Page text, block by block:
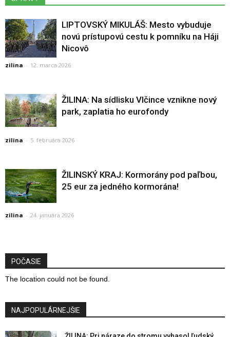
LIPTOVSKÝ MIKULÁŠ: Mesto vybuduje
novú prístupovú cestu k pomníku na Háji
Nicovô
zilina - 12. marca 2026
ŽILINA: Na sídlisku Vlčince vznikne nový
park, zaplatia ho eurofondy
zilina - 5. februára 2026
ŽILINSKÝ KRAJ: Kormorány pod paľbou,
25 eur za jedného kormorána!
zilina - 24. januára 2026
POČASIE
The location could not be found.
NAJPOPULÁRNEJŠIE